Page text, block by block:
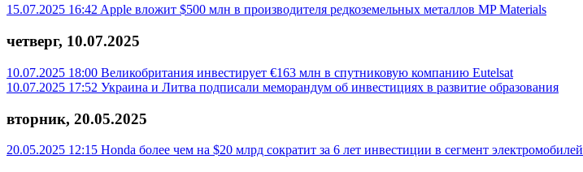
15.07.2025 16:42Apple вложит $500 млн в производителя редкоземельных металлов MP Materials
четверг, 10.07.2025
10.07.2025 18:00 Великобритания инвестирует €163 млн в спутниковую компанию Eutelsat
10.07.2025 17:52 Украина и Литва подписали меморандум об инвестициях в развитие образования
вторник, 20.05.2025
20.05.2025 12:15 Honda более чем на $20 млрд сократит за 6 лет инвестиции в сегмент электромобилей